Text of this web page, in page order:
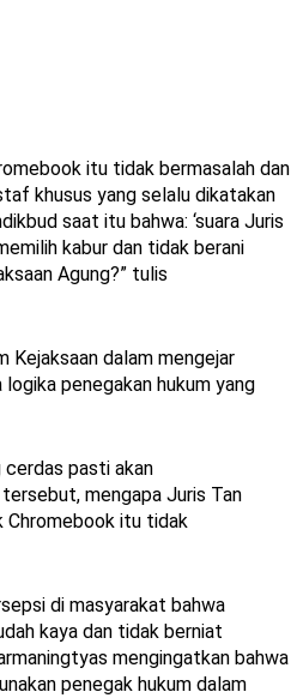
itu tidak bermasalah dan
khusus yang selalu dikatakan
saat itu bahwa: ‘suara Juris
kabur dan tidak berani
Agung?” tulis
Kejaksaan dalam mengejar
penegakan hukum yang
cerdas pasti akan
mengapa Juris Tan
Chromebook itu tidak
di masyarakat bahwa
kaya dan tidak berniat
mengingatkan bahwa
penegak hukum dalam